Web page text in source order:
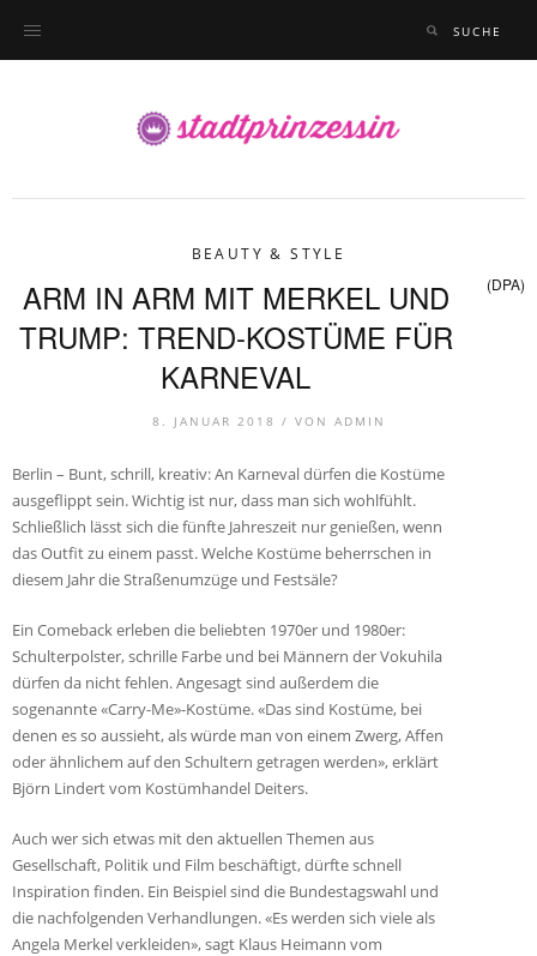
BEAUTY & STYLE
ARM IN ARM MIT MERKEL UND
TRUMP: TREND-KOSTÜME FÜR
KARNEVAL
(DPA)
8. JANUAR 2018 / VON ADMIN
Berlin – Bunt, schrill, kreativ: An Karneval dürfen die Kostüme
ausgeflippt sein. Wichtig ist nur, dass man sich wohlfühlt.
Schließlich lässt sich die fünfte Jahreszeit nur genießen, wenn
das Outfit zu einem passt. Welche Kostüme beherrschen in
diesem Jahr die Straßenumzüge und Festsäle?
Ein Comeback erleben die beliebten 1970er und 1980er:
Schulterpolster, schrille Farbe und bei Männern der Vokuhila
dürfen da nicht fehlen. Angesagt sind außerdem die
sogenannte «Carry-Me»-Kostüme. «Das sind Kostüme, bei
denen es so aussieht, als würde man von einem Zwerg, Affen
oder ähnlichem auf den Schultern getragen werden», erklärt
Björn Lindert vom Kostümhandel Deiters.
Auch wer sich etwas mit den aktuellen Themen aus
Gesellschaft, Politik und Film beschäftigt, dürfte schnell
Inspiration finden. Ein Beispiel sind die Bundestagswahl und
die nachfolgenden Verhandlungen. «Es werden sich viele als
Angela Merkel verkleiden», sagt Klaus Heimann vom